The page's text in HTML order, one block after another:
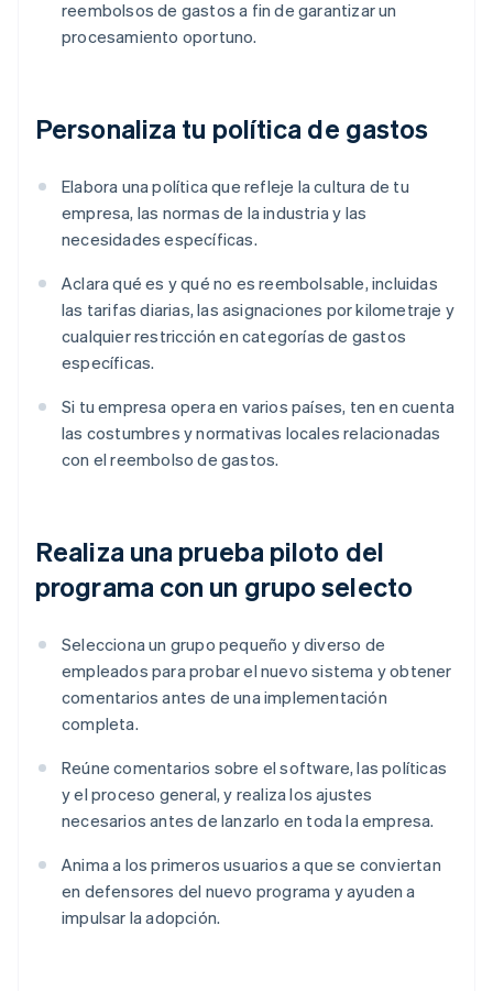
reembolsos de gastos a fin de garantizar un
procesamiento oportuno.
Personaliza tu política de gastos
Elabora una política que refleje la cultura de tu
empresa, las normas de la industria y las
necesidades específicas.
Aclara qué es y qué no es reembolsable, incluidas
las tarifas diarias, las asignaciones por kilometraje y
cualquier restricción en categorías de gastos
específicas.
Si tu empresa opera en varios países, ten en cuenta
las costumbres y normativas locales relacionadas
con el reembolso de gastos.
Realiza una prueba piloto del
programa con un grupo selecto
Selecciona un grupo pequeño y diverso de
empleados para probar el nuevo sistema y obtener
comentarios antes de una implementación
completa.
Reúne comentarios sobre el software, las políticas
y el proceso general, y realiza los ajustes
necesarios antes de lanzarlo en toda la empresa.
Anima a los primeros usuarios a que se conviertan
en defensores del nuevo programa y ayuden a
impulsar la adopción.